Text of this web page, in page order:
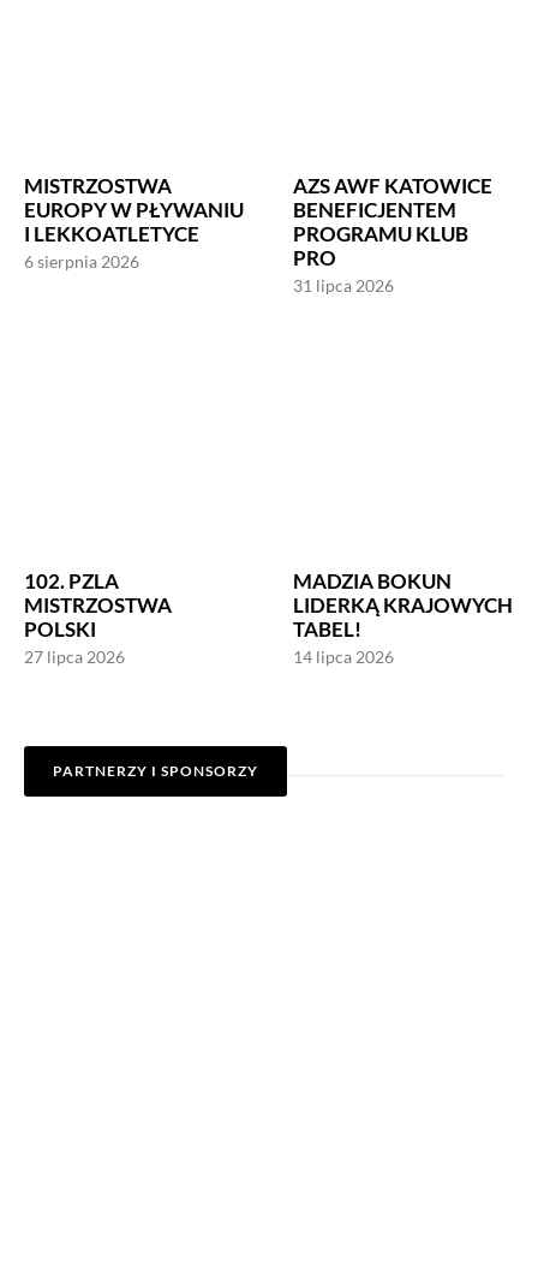
MISTRZOSTWA
EUROPY W PŁYWANIU
I LEKKOATLETYCE
6 sierpnia 2026
AZS AWF KATOWICE
BENEFICJENTEM
PROGRAMU KLUB
PRO
31 lipca 2026
102. PZLA
MISTRZOSTWA
POLSKI
27 lipca 2026
MADZIA BOKUN
LIDERKĄ KRAJOWYCH
TABEL!
14 lipca 2026
PARTNERZY I SPONSORZY